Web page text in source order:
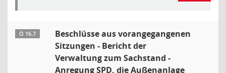
Ö 16.7
Beschlüsse aus vorangegangenen
Sitzungen - Bericht der
Verwaltung zum Sachstand -
Anregung SPD, die Außenanlage